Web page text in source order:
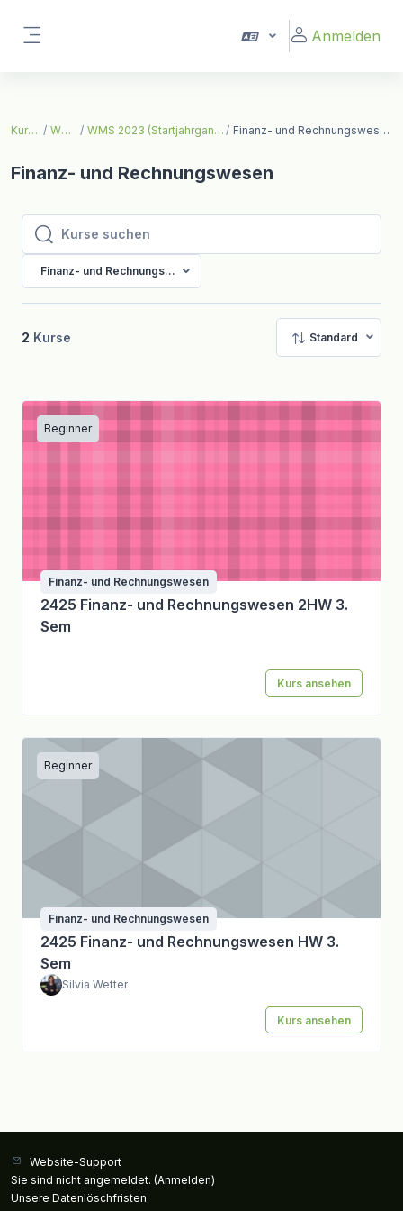
Anmelden
Kurse WMS WMS 2023 (Startjahrgang) Finanz- und Rechnungswesen
Finanz- und Rechnungswesen
Kurse suchen
Kurse suchen
Finanz- und Rechnungswesen
2 Kurse Standard
Beginner
Finanz- und Rechnungswesen
2425 Finanz- und Rechnungswesen 2HW 3.
Sem
Kurs ansehen
Beginner
Finanz- und Rechnungswesen
2425 Finanz- und Rechnungswesen HW 3.
Sem
Silvia Wetter
Kurs ansehen
Website-Support
Sie sind nicht angemeldet. (Anmelden)
Unsere Datenlöschfristen